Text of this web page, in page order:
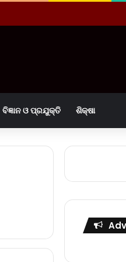
ବିଜ୍ଞାନ ଓ ପ୍ରଯୁକ୍ତି ଶିକ୍ଷା